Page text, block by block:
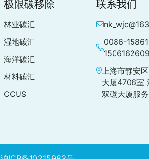
极限碳移除
林业碳汇
湿地碳汇
海洋碳汇
材料碳汇
CCUS
联系我们
0086-
上海市静安
大厦4706室
双碳大厦服